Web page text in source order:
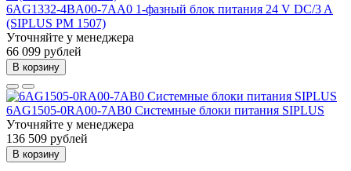
6AG1332-4BA00-7AA0 1-фазный блок питания 24 V DC/3 A
(SIPLUS PM 1507)
Уточняйте у менеджера
66 099 рублей
В корзину
6AG1505-0RA00-7AB0 Системные блоки питания SIPLUS
Уточняйте у менеджера
136 509 рублей
В корзину